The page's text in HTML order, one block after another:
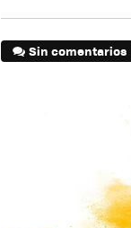
Sin comentarios